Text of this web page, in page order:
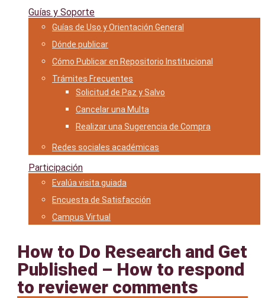
Guías y Soporte
Guías de Uso y Orientación General
Dónde publicar
Cómo Publicar en Repositorio Institucional
Trámites Frecuentes
Solicitud de Paz y Salvo
Cancelar una Multa
Realizar una Sugerencia de Compra
Redes sociales académicas
Participación
Evalúa visita guiada
Encuesta de Satisfacción
Campus Virtual
How to Do Research and Get
Published – How to respond
to reviewer comments